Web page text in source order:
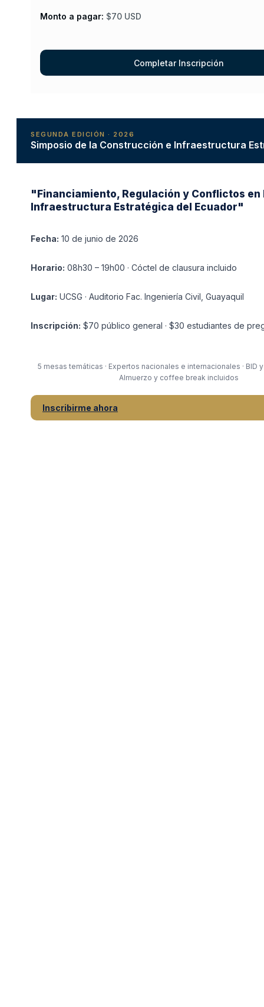
Monto a pagar: $70 USD
SEGUNDA EDICIÓN · 2026
Simposio de la Construcción e Infraestructura
"Financiamiento, Regulación y Conflictos en
Infraestructura Estratégica del Ecuador"
Fecha: 10 de junio de 2026
Horario: 08h30 – 19h00 · Cóctel de clausura incluido
Lugar: UCSG · Auditorio Fac. Ingeniería Civil, Guayaquil
Inscripción: $70 público general · $30 estudiantes de
5 mesas temáticas · Expertos nacionales e internacionales · BID
Almuerzo y coffee break incluidos
Inscribirme ahora